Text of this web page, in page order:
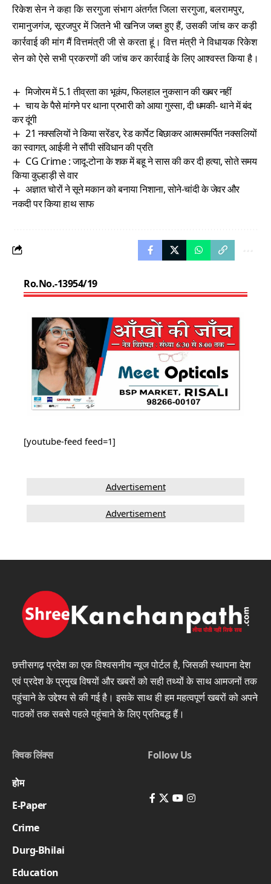
रिकेश सेन ने कहा कि सरगुजा संभाग अंतर्गत जिला सरगुजा, बलरामपुर,
रामानुजगंज, सूरजपुर में जितने भी खनिज जब्त हुए हैं, उसकी जांच कर कड़ी
कार्रवाई की मांग मैं वित्तमंत्री जी से करता हूं। वित्त मंत्री ने विधायक रिकेश
सेन को ऐसे सभी प्रकरणों की जांच कर कार्रवाई के लिए आश्वस्त किया है।
मिजोरम में 5.1 तीव्रता का भूकंप, फिलहाल नुकसान की खबर नहीं
चाय के पैसे मांगने पर थाना प्रभारी को आया गुस्‍सा, दी धमकी- थाने में बंद
कर दूंगी
21 नक्सलियों ने किया सरेंडर, रेड कार्पेट बिछाकर आत्मसमर्पित नक्सलियों
का स्वागत, आईजी ने सौंपी संविधान की प्रति
CG Crime : जादू-टोना के शक में बहू ने सास की कर दी हत्या, सोते समय
किया कुल्हाड़ी से वार
अज्ञात चोरों ने सूने मकान को बनाया निशाना, सोने-चांदी के जेवर और
नकदी पर किया हाथ साफ
Ro.No.-13954/19
[youtube-feed feed=1]
Advertisement
Advertisement
छत्तीसगढ़ प्रदेश का एक विश्वसनीय न्यूज पोर्टल है, जिसकी स्थापना देश
एवं प्रदेश के प्रमुख विषयों और खबरों को सही तथ्यों के साथ आमजनों तक
पहुंचाने के उद्देश्य से की गई है। इसके साथ ही हम महत्वपूर्ण खबरों को अपने
पाठकों तक सबसे पहले पहुंचाने के लिए प्रतिबद्ध हैं।
क्विक लिंक्स
होम
E-Paper
Crime
Durg-Bhilai
Education
Follow Us